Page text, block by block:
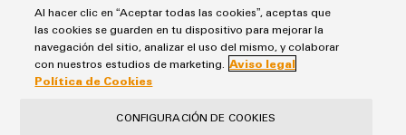
ENVIAR
Al hacer clic en “Aceptar todas las cookies”, aceptas que
las cookies se guarden en tu dispositivo para mejorar la
navegación del sitio, analizar el uso del mismo, y colaborar
con nuestros estudios de marketing. Aviso legal
Política de Cookies
CONFIGURACIÓN DE COOKIES